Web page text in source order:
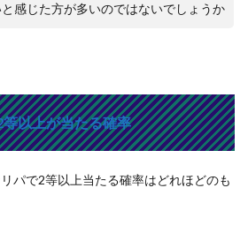
感じた方が多いのではないでしょうか
以上が当たる確率
パで2等以上当たる確率はどれほどのも